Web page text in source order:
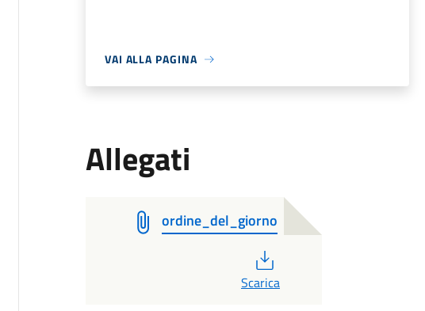
VAI ALLA PAGINA
Allegati
ordine_del_giorno
Scarica